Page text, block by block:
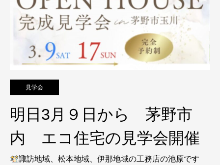
見学会
明日3月９日から 茅野市
内 エコ住宅の見学会開催
諏訪地域、松本地域、伊那地域の工務店の池原です